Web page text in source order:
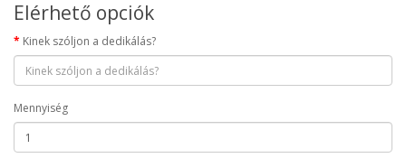
Elérhető opciók
Kinek szóljon a dedikálás?
Mennyiség